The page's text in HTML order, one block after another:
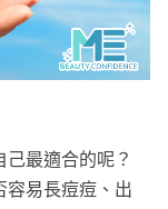
最適合的呢？
容易長痘痘、出